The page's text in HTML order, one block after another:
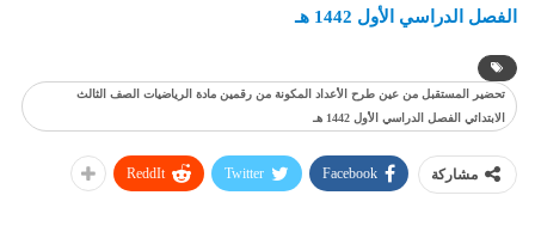
الفصل الدراسي الأول 1442 هـ
تحضير المستقبل من عين طرح الأعداد المكونة من رقمين مادة الرياضيات الصف الثالث
الابتدائي الفصل الدراسي الأول 1442 هـ
مشاركة Facebook
Twitter
ReddIt